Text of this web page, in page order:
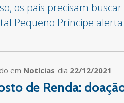
os pais precisam
Pequeno Príncipe
em Notícias dia 22/12/2021
de Renda: